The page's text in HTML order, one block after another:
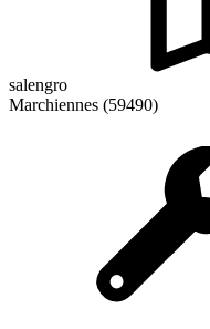
salengro
Marchiennes (59490)